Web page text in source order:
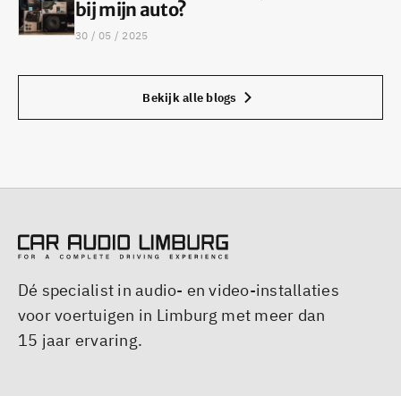
bij mijn auto?
30 / 05 / 2025
Bekijk alle blogs
Dé specialist in audio- en video-installaties
voor voertuigen in Limburg met meer dan
15 jaar ervaring.